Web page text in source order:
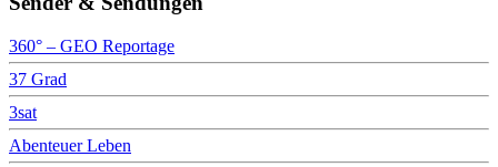
360° – GEO Reportage
37 Grad
3sat
Abenteuer Leben